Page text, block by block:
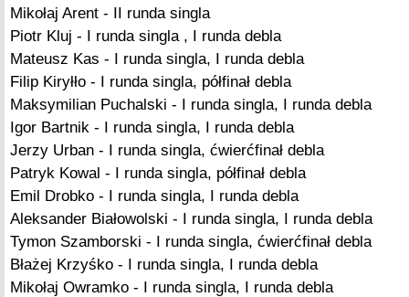
Mikołaj Arent - II runda singla
Piotr Kluj - I runda singla , I runda debla
Mateusz Kas - I runda singla, I runda debla
Filip Kiryłło - I runda singla, półfinał debla
Maksymilian Puchalski - I runda singla, I runda debla
Igor Bartnik - I runda singla, I runda debla
Jerzy Urban - I runda singla, ćwierćfinał debla
Patryk Kowal - I runda singla, półfinał debla
Emil Drobko - I runda singla, I runda debla
Aleksander Białowolski - I runda singla, I runda debla
Tymon Szamborski - I runda singla, ćwierćfinał debla
Błażej Krzyśko - I runda singla, I runda debla
Mikołaj Owramko - I runda singla, I runda debla